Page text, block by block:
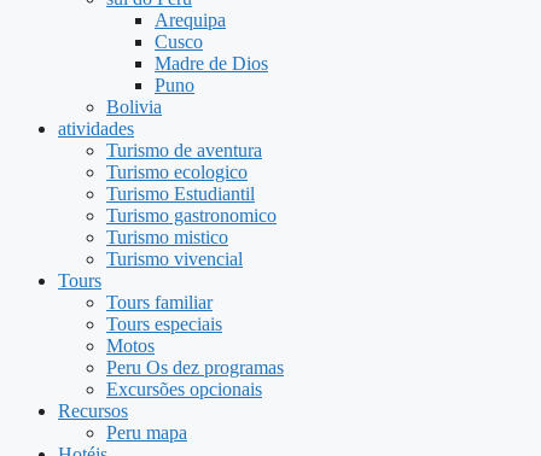
Arequipa
Cusco
Madre de Dios
Puno
Bolivia
atividades
Turismo de aventura
Turismo ecologico
Turismo Estudiantil
Turismo gastronomico
Turismo mistico
Turismo vivencial
Tours
Tours familiar
Tours especiais
Motos
Peru Os dez programas
Excursões opcionais
Recursos
Peru mapa